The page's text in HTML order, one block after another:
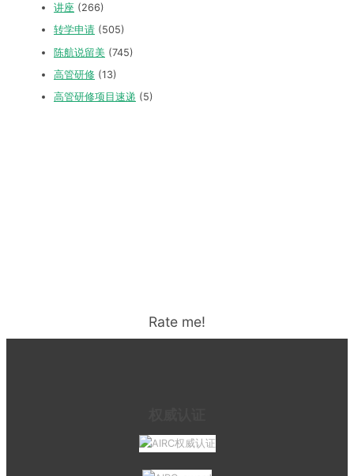
讲座 (266)
转学申请 (505)
陈航说留美 (745)
高管研修 (13)
高管研修项目速递 (5)
Rate me!